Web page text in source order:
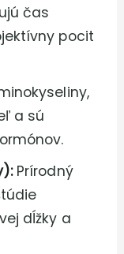
čas
pocit
a sú
Prírodný
dĺžky a